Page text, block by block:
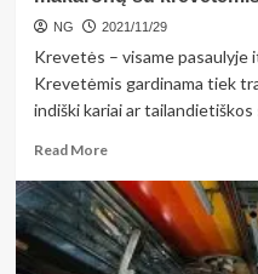
NG 2021/11/29
Krevetės – visame pasaulyje
Krevetėmis gardinama tiek
indiški kariai ar tailandietiškos
Read MoreRead
about
5
netikėti
faktai